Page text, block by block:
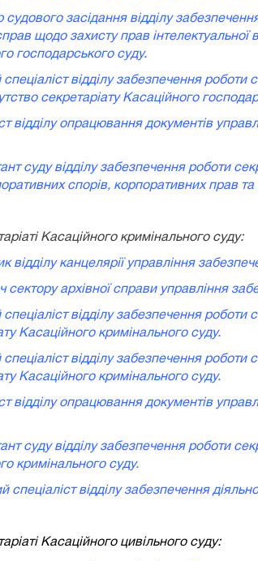
судового засідання відділу
щодо захисту прав
господарського суду.
спеціаліст відділу забезпечення
секретаріату Касаційного
відділу опрацювання документів
суду відділу забезпечення роботи
спорів‚ корпоративних прав та
Касаційного кримінального суду:
відділу канцелярії управління
сектору архівної справи управління
спеціаліст відділу забезпечення
Касаційного кримінального суду.
спеціаліст відділу забезпечення
Касаційного кримінального суду.
відділу опрацювання документів
суду відділу забезпечення роботи
кримінального суду.
спеціаліст відділу забезпечення
Касаційного цивільного суду: